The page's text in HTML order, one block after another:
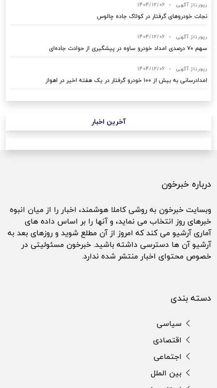
رپورتاژ آگهی •
1404/12/06
نجات خودروهای گرفتار در کولاک جاده چالوس
رپورتاژ آگهی •
1404/12/06
سهم ۷۰ درصدی امداد خودرو ساوه در پیشگیری از حوادث جاده‌ای
رپورتاژ آگهی •
1404/12/06
امدادرسانی به بیش از ۱۰۰ خودرو گرفتار در یک هفته اخیر در اهواز
آخرین اخبار
درباره خبرخون
وبسایت خبرخون به روشی کاملا هوشمند، اخبار را از میان انبوه
خبرهای روز انتخاب می نماید، و آنها را بر اساس داده های
آماری آرشیو می کند که امروز از آن مطلع شوید و روزهای بعد به
آرشیو آن ها دسترسی داشته باشید. خبرخون مسئولیتی در
خصوص محتوای اخبار منتشر شده ندارد.
دسته بندی
سیاسی
اقتصادی
اجتماعی
بین الملل